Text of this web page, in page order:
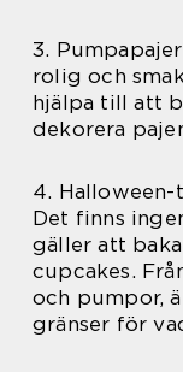
3.
rolig och
hjälpa till att
dekorera
4. Halloween-
Det finns
gäller att
cupcakes.
och pumpor,
gränser för